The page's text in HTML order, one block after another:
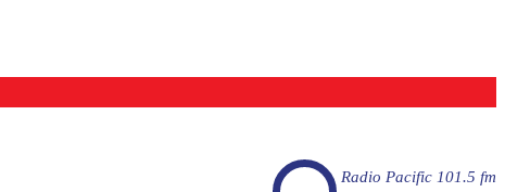
Radio Pacific 101.5 fm